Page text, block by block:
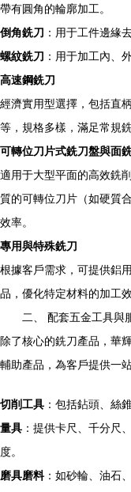
帶有圓角的輪廓加工。
倒角銑刀 ：用于工件邊緣
螺紋銑刀 ：用于加工內、
高速鋼銑刀
經濟實用型選擇，包括直
等，規格多樣，滿足常規銑
可轉位刀片式銑刀盤與面
適用于大型平面的高效銑
質的可轉位刀片（如硬質
效率。
專用與特殊銑刀
根據客戶需求，可提供鋁
品，優化特定材料的加工效
二、 配套五金工具與
除了核心的銑刀產品，華
輔助產品，為客戶提供一
切削工具 ：包括鉆頭、絲
量具 ：提供卡尺、千分尺
度。
磨具磨料：如砂輪、油石